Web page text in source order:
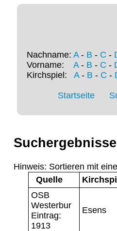
Nachname: A- B - C -
Vorname: A- B - C -
Kirchspiel: A- B - C -
Startseite
Suchergebnisse
Hinweis: Sortieren mit
Quelle
OSB
Westerbur
Eintrag:
1913
Esens